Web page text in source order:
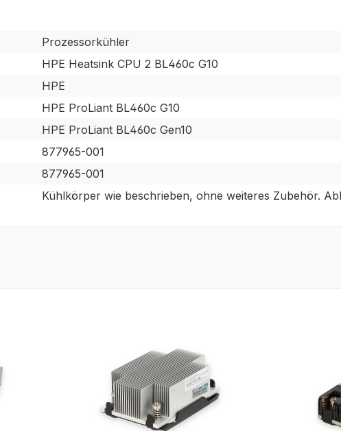
Prozessorkühler
HPE Heatsink CPU 2 BL460c G10
HPE
HPE ProLiant BL460c G10
HPE ProLiant BL460c Gen10
877965-001
877965-001
Kühlkörper wie beschrieben, ohne weiteres Zubehör.